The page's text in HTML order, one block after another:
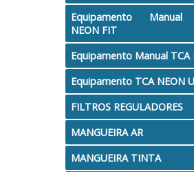
Equipamento Manual
NEON FIT
Equipamento Manual TCA
Equipamento TCA NEON
FILTROS REGULADORES
MANGUEIRA AR
MANGUEIRA TINTA